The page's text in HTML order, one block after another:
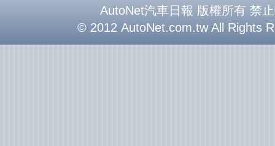
AutoNet汽車日報 版權所有 禁
© 2012 AutoNet.com.tw All Rights